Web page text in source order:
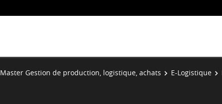
Master Gestion de production, logistique, achats E-Logistique